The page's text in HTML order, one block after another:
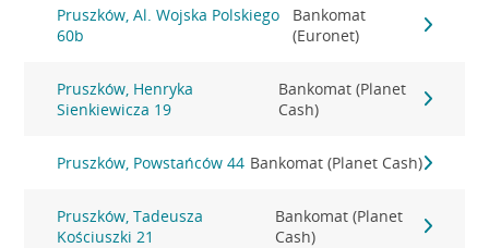
Pruszków, Al. Wojska Polskiego
60b
Bankomat
(Euronet)
Pruszków, Henryka
Sienkiewicza 19
Bankomat (Planet
Cash)
Pruszków, Powstańców 44 Bankomat (Planet Cash)
Pruszków, Tadeusza
Kościuszki 21
Bankomat (Planet
Cash)